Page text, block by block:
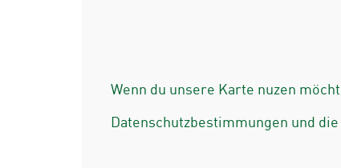
Wenn du unsere Karte nuzen
Datenschutzbestimmungen und die